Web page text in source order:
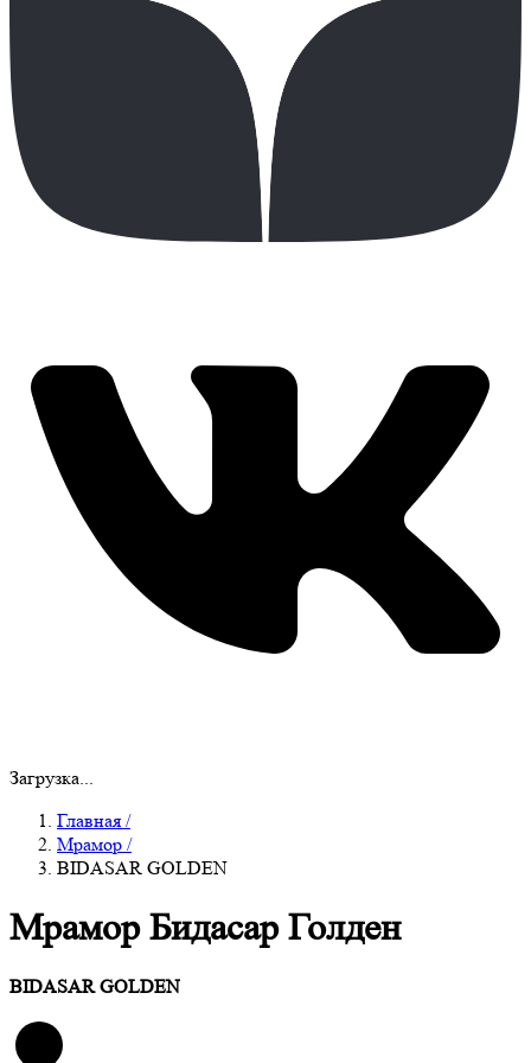
Загрузка...
Главная /
Мрамор /
BIDASAR GOLDEN
Мрамор Бидасар Голден
BIDASAR GOLDEN